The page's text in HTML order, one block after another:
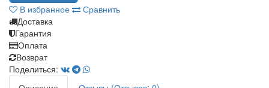
В избранное
Сравнить
Доставка
Гарантия
Оплата
Возврат
Поделиться: